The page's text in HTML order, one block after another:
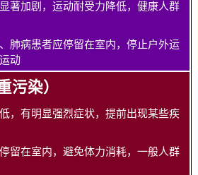
著加剧，运动耐受力降低，健康人群
肺病患者应停留在室内，停止户外运
动
污染）
，有明显强烈症状，提前出现某些疾
留在室内，避免体力消耗，一般人群